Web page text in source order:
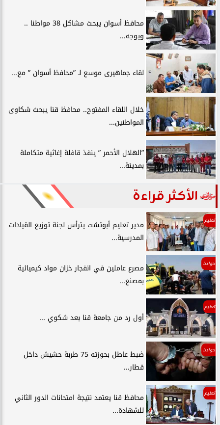
محافظ أسوان يبحث مشاكل 38 مواطنا ..
ويوجه...
لقاء جماهيرى موسع لـ ”محافظ أسوان ” مع...
خلال اللقاء المفتوح.. محافظ قنا يبحث شكاوى
المواطنين...
”الهلال الأحمر ” ينفذ قافلة إغاثية متكاملة
بمدينة...
الأكثر قراءة
تعليم
مدير تعليم أبوتشت يترأس لجنة توزيع القيادات
المدرسية...
حوادث
مصرع عاملين في انفجار خزان مواد كيميائية
بمصنع...
تعليم
أول رد من جامعة قنا بعد شكوي ...
حوادث
ضبط عاطل بحوزته 75 طربة حشيش داخل
قطار...
تعليم
محافظ قنا يعتمد نتيجة امتحانات الدور الثاني
للشهادة...